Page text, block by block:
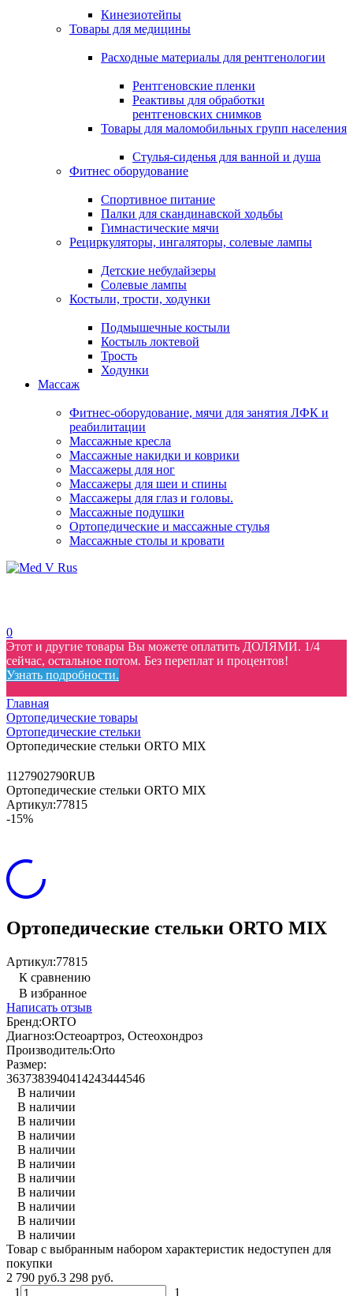
Кинезиотейпы
Товары для медицины
Расходные материалы для рентгенологии
Рентгеновские пленки
Реактивы для обработки
рентгеновских снимков
Товары для маломобильных групп населения
Стулья-сиденья для ванной и душа
Фитнес оборудование
Спортивное питание
Палки для скандинавской ходьбы
Гимнастические мячи
Рециркуляторы, ингаляторы, солевые лампы
Детские небулайзеры
Солевые лампы
Костыли, трости, ходунки
Подмышечные костыли
Костыль локтевой
Трость
Ходунки
Массаж
Фитнес-оборудование, мячи для занятия ЛФК и
реабилитации
Массажные кресла
Массажные накидки и коврики
Массажеры для ног
Массажеры для шеи и спины
Массажеры для глаз и головы.
Массажные подушки
Ортопедические и массажные стулья
Массажные столы и кровати
0
Этот и другие товары Вы можете оплатить ДОЛЯМИ. 1/4
сейчас, остальное потом. Без переплат и процентов!
Узнать подробности.
Главная
Ортопедические товары
Ортопедические стельки
Ортопедические стельки ORTO MIX
11 27902790RUB
Ортопедические стельки ORTO MIX
Артикул:77815
-15%
Ортопедические стельки ORTO MIX
Артикул:77815
К сравнению
В избранное
Написать отзыв
Бренд:ORTO
Диагноз:Остеоартроз, Остеохондроз
Производитель:Orto
Размер:
3637383940414243444546
В наличии
В наличии
В наличии
В наличии
В наличии
В наличии
В наличии
В наличии
В наличии
В наличии
В наличии
Товар с выбранным набором характеристик недоступен для
покупки
2 790 руб.3 298 руб.
1
1